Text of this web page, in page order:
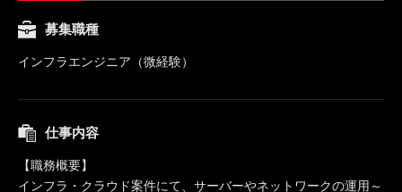
募集職種
インフラエンジニア（微経験）
仕事内容
【職務概要】
インフラ・クラウド案件にて、サーバーやネットワークの運用～